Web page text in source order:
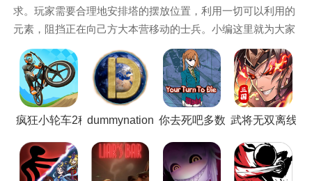
法术输出与近战法杖攻击的全能法师，玩家可自由切换
战斗风格，体验“法师当刺客用”的爽快感。
2. 端游级战斗还原：完美复刻原版“三段蓄力重棍”“翻
滚闪避”“定身术”等核心机制，BOSS战中需精准把握攻
击后摇与技能释放时机，如黄眉三阶段需用三段蓄力破
除金身。
3. 像素美学与细节彩蛋：采用16bit像素画风重构黑风
山、小雷音寺等经典场景，地图中隐藏大量彩蛋（如土
求。玩家需要合理地安排塔的摆放位置，利用一切可以利用的
元素，阻挡正在向己方大本营移动的士兵。小编这里就为大家
整理了策略塔防类手游，供大家下载游玩。
疯狂小轮车2移植版dummynation苹果国际版你去死吧多数表决死亡游戏存
武将无双离线版